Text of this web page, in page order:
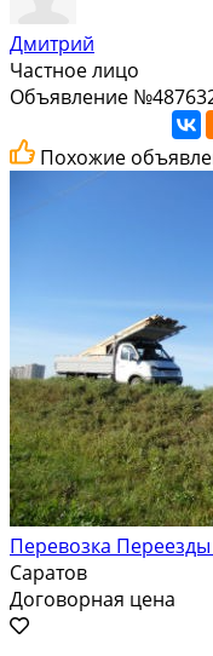
Дмитрий
Частное лицо
Объявление
Похожие
Перевозка
Саратов
Договорная цена